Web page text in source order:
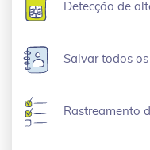
Detecção de
Salvar todos
Rastreamento